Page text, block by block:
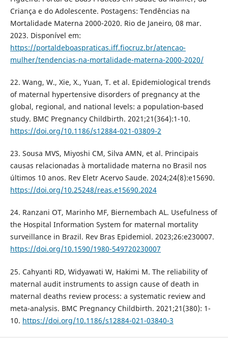
Criança e do Adolescente. Postagens: Tendências na
Mortalidade Materna 2000-2020. Rio de Janeiro, 08 mar.
2023. Disponível em:
https://portaldeboaspraticas.iff.fiocruz.br/atencao-
mulher/tendencias-na-mortalidade-materna-2000-2020/
22. Wang, W., Xie, X., Yuan, T. et al. Epidemiological trends
of maternal hypertensive disorders of pregnancy at the
global, regional, and national levels: a population‐based
study. BMC Pregnancy Childbirth. 2021;21(364):1-10.
https://doi.org/10.1186/s12884-021-03809-2
23. Sousa MVS, Miyoshi CM, Silva AMN, et al. Principais
causas relacionadas à mortalidade materna no Brasil nos
últimos 10 anos. Rev Eletr Acervo Saude. 2024;24(8):e15690.
https://doi.org/10.25248/reas.e15690.2024
24. Ranzani OT, Marinho MF, Biernembach AL. Usefulness of
the Hospital Information System for maternal mortality
surveillance in Brazil. Rev Bras Epidemiol. 2023;26:e230007.
https://doi.org/10.1590/1980-549720230007
25. Cahyanti RD, Widyawati W, Hakimi M. The reliability of
maternal audit instruments to assign cause of death in
maternal deaths review process: a systematic review and
meta-analysis. BMC Pregnancy Childbirth. 2021;21(380): 1-
10. https://doi.org/10.1186/s12884-021-03840-3